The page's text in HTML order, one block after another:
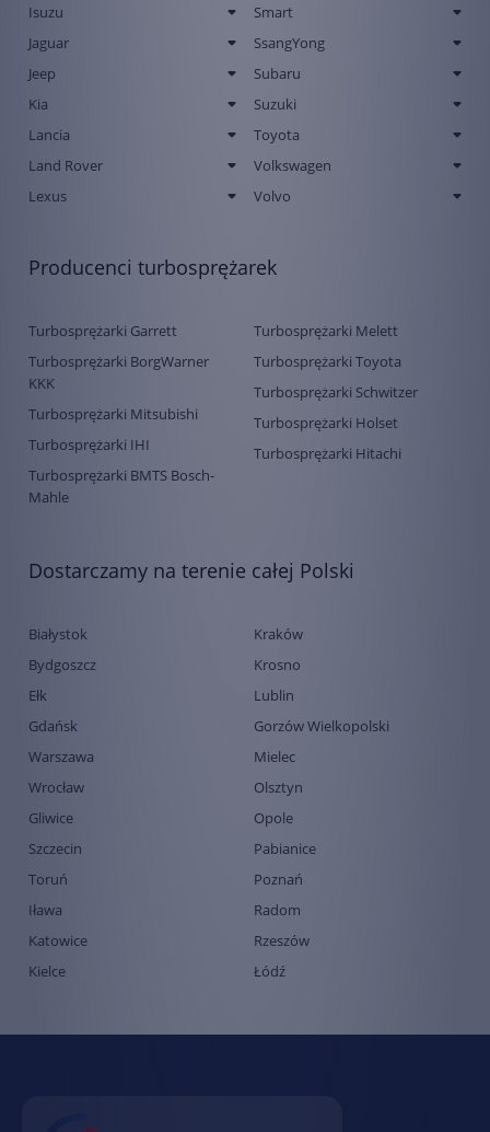
Isuzu
Jaguar
Jeep
Kia
Lancia
Land Rover
Lexus
Smart
SsangYong
Subaru
Suzuki
Toyota
Volkswagen
Volvo
Producenci turbosprężarek
Turbosprężarki Garrett
Turbosprężarki BorgWarner
KKK
Turbosprężarki Mitsubishi
Turbosprężarki IHI
Turbosprężarki BMTS Bosch-
Mahle
Turbosprężarki Melett
Turbosprężarki Toyota
Turbosprężarki Schwitzer
Turbosprężarki Holset
Turbosprężarki Hitachi
Dostarczamy na terenie całej Polski
Białystok
Bydgoszcz
Ełk
Gdańsk
Warszawa
Wrocław
Gliwice
Szczecin
Toruń
Iława
Katowice
Kielce
Kraków
Krosno
Lublin
Gorzów Wielkopolski
Mielec
Olsztyn
Opole
Pabianice
Poznań
Radom
Rzeszów
Łódź